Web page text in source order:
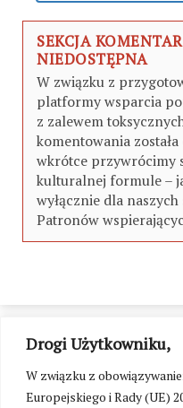
Drogi Użytkowniku,
W związku z
Europejskiego i Rady (UE)
SEKCJA
NIEDOSTĘPNA
W związku z
platformy wsparcia
z zalewem
komentowania
wkrótce przywrócimy
kulturalnej formule –
wyłącznie dla
Patronów